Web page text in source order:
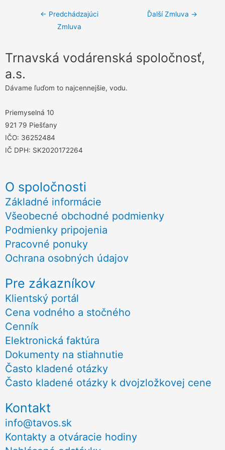
Navigácia
← Predchádzajúci
Zmluva
Ďalší Zmluva →
Trnavská vodárenská spoločnosť,
a.s.
Dávame ľuďom to najcennejšie, vodu.
Priemyselná 10
921 79 Piešťany
IČO: 36252484
IČ DPH: SK2020172264
O spoločnosti
Základné informácie
Všeobecné obchodné podmienky
Podmienky pripojenia
Pracovné ponuky
Ochrana osobných údajov
Pre zákazníkov
Klientský portál
Cena vodného a stočného
Cenník
Elektronická faktúra
Dokumenty na stiahnutie
Často kladené otázky
Často kladené otázky k dvojzložkovej cene
Kontakt
info@tavos.sk
Kontakty a otváracie hodiny